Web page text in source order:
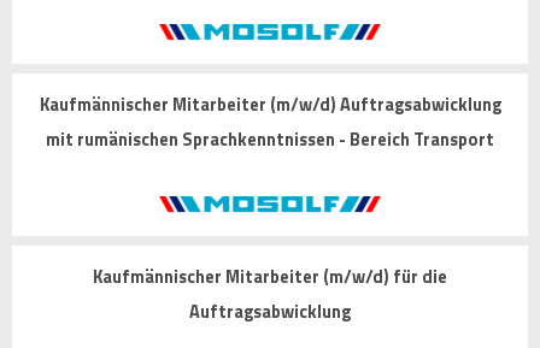
Kaufmännischer Mitarbeiter (m/w/d) Auftragsabwicklung
mit rumänischen Sprachkenntnissen - Bereich Transport
Kaufmännischer Mitarbeiter (m/w/d) für die
Auftragsabwicklung